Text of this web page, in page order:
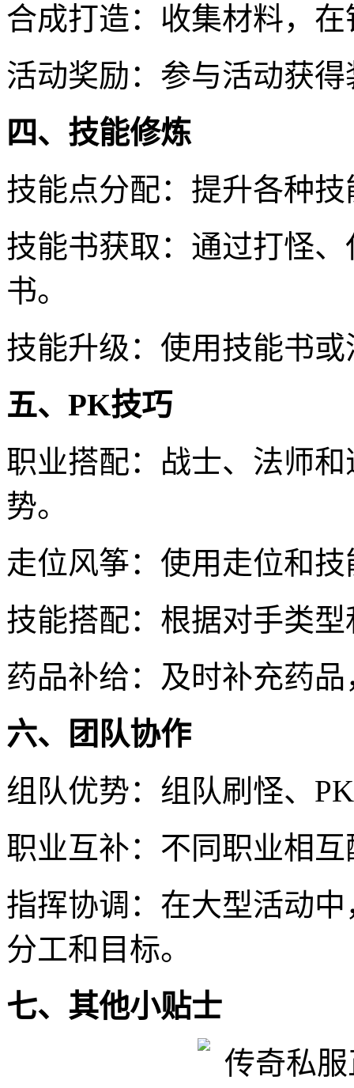
合成打造：收集材料，
活动奖励：参与活动获
四、技能修炼
技能点分配：提升各种
技能书获取：通过打怪
书。
技能升级：使用技能书
五、PK技巧
职业搭配：战士、法师
势。
走位风筝：使用走位和
技能搭配：根据对手类
药品补给：及时补充药
六、团队协作
组队优势：组队刷怪、
职业互补：不同职业相
指挥协调：在大型活动
分工和目标。
七、其他小贴士